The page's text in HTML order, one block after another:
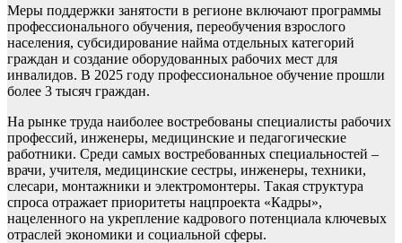
Меры поддержки занятости в регионе включают программы
профессионального обучения, переобучения взрослого
населения, субсидирование найма отдельных категорий
граждан и создание оборудованных рабочих мест для
инвалидов. В 2025 году профессиональное обучение прошли
более 3 тысяч граждан.
На рынке труда наиболее востребованы специалисты рабочих
профессий, инженеры, медицинские и педагогические
работники. Среди самых востребованных специальностей –
врачи, учителя, медицинские сестры, инженеры, техники,
слесари, монтажники и электромонтеры. Такая структура
спроса отражает приоритеты нацпроекта «Кадры»,
нацеленного на укрепление кадрового потенциала ключевых
отраслей экономики и социальной сферы.